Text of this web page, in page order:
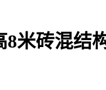
8米砖混结